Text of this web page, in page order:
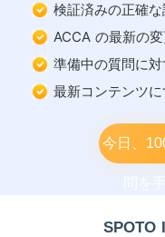
検証済みの正確
ACCA の最新の
準備中の質問に
最新コンテンツ
今日、
SPOTO